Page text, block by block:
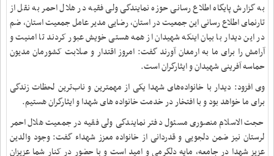
به گزارش پایگاه اطلاع رسانی حوزه نمایندگی ولی فقیه در هلال احمر به نقل از
تارنمای اطلاع رسانی این جمعیت در استان، رضایی مدیر عامل جمعیت استان، ضم
در این دیدار با بیان اینکه شهیدان از همه هستی خویش عبور کردند تا امنیت و
آرامش را برای ما به ارمغان آورند گفت: امروز اقتدار و صلابت کشورمان مدیون
حماسه آفرینی شهیدان و ایثارگران است.
وی افزود: دیدار با خانواده‌های شهدا یکی از مهمترین و ناب‌ترین لحظات زندگی
برای ما خواهد بود و با افتخار در خدمت خانواده های شهدا و ایثارگران هستیم.
حجت الاسلام منصوری مسئول دفتر نمایندگی ولی فقیه در جمعیت هلال احمر
لرستان نیز ضمن دلجویی و قدردانی از خانواده معزز شهداء گفت: وجود والدین
عزیز شهدا در جامعه، مایه دلگرمی و امید است و با حضور در کنار شما عزیزان